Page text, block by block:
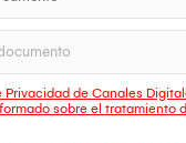
de Canales
sobre el tratamiento